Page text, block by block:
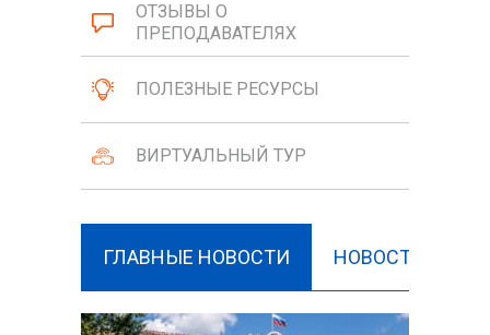
ОТЗЫВЫ О
ПРЕПОДАВАТЕЛЯХ
ПОЛЕЗНЫЕ РЕСУРСЫ
ВИРТУАЛЬНЫЙ ТУР
ГЛАВНЫЕ НОВОСТИ НОВОСТИ